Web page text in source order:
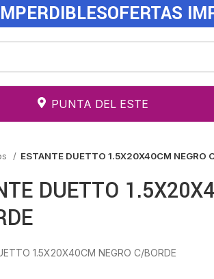
OFERTAS
PUNTA DEL ESTE
ESTANTE DUETTO 1.5X20X40CM NEGRO
DUETTO
1.5X20X40CM NEGRO C/BORDE